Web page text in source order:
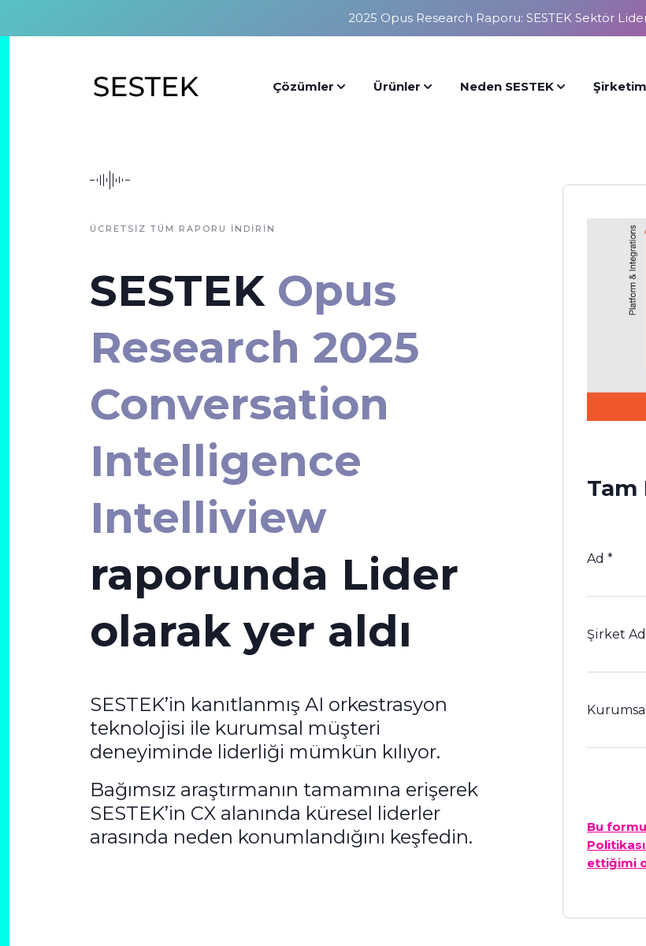
2025 Opus Research Raporu: SESTEK Sektör
Çözümler Ürünler Neden SESTEK
ÜCRETSİZ TÜM RAPORU İNDİRİN
SESTEK Opus
Research 2025
Conversation
Intelligence
Intelliview
raporunda Lider
olarak yer aldı
SESTEK’in kanıtlanmış AI orkestrasyon
teknolojisi ile kurumsal müşteri
deneyiminde liderliği mümkün kılıyor.
Bağımsız araştırmanın tamamına erişerek
SESTEK’in CX alanında küresel liderler
arasında neden konumlandığını keşfedin.
Tam
Ad *
Şirket
Bu
ettiğimi